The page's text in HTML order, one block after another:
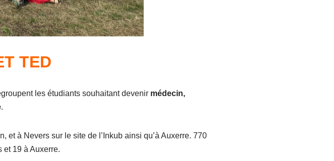
TED
les étudiants souhaitant devenir médecin,
.
et à Nevers sur le site de l’Inkub ainsi qu’à Auxerre. 770
et 19 à Auxerre.